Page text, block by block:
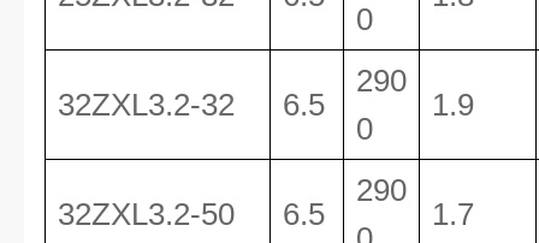
0
32ZXL3.2-32 6.5
290
0
1.9
32ZXL3.2-50 6.5
290
1.7